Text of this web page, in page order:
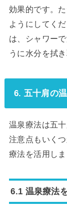
効果的です。
ようにしてく
は、シャワー
うに水分を拭
6. 五十肩の
温泉療法は五
注意点もいく
療法を活用しま
6.1 温泉療法